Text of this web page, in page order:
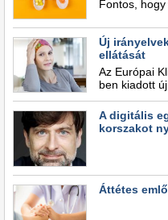
Fontos,
Új
ellátását
Az Európai
ben kiadott
A digitális
korszakot
Áttétes